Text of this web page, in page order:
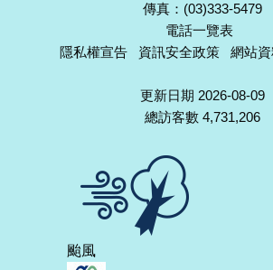
傳真：(03)333-5479
電話一覽表
隱私權宣告
資訊安全政策 網站
更新日期 2026-08-09
總訪客數 4,731,206
颱風